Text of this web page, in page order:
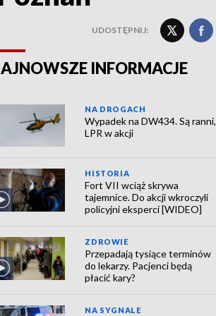
UDOSTĘPNIJ:
INFORMACJE
NA DROGACH
Wypadek na DW434. Są ranni,
LPR w akcji
HISTORIA
Fort VII wciąż skrywa
tajemnice. Do akcji wkroczyli
policyjni eksperci [WIDEO]
ZDROWIE
Przepadają tysiące terminów
do lekarzy. Pacjenci będą
płacić kary?
NA SYGNALE